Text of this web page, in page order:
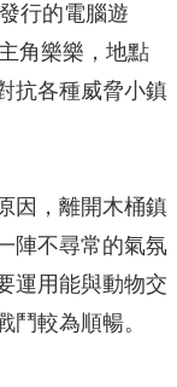
行的電腦遊
角樂樂，地點
抗各種威脅小鎮
因，離開木桶鎮
陣不尋常的氣氛
運用能與動物交
較為順暢。